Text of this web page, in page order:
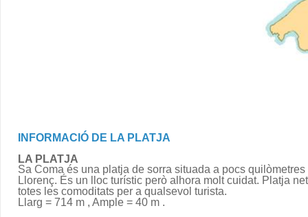
INFORMACIÓ DE LA PLATJA
LA PLATJA
Sa Coma és una platja de sorra situada a pocs quilòmetres
Llorenç. És un lloc turístic però alhora molt cuidat. Platja
totes les comoditats per a qualsevol turista.
Llarg = 714 m , Ample = 40 m .